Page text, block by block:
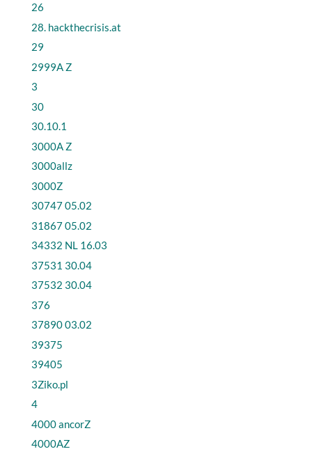
26
28. hackthecrisis.at
29
2999A Z
3
30
30.10.1
3000A Z
3000allz
3000Z
30747 05.02
31867 05.02
34332 NL 16.03
37531 30.04
37532 30.04
376
37890 03.02
39375
39405
3Ziko.pl
4
4000 ancorZ
4000AZ